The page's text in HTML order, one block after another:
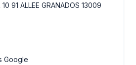
91 ALLEE GRANADOS 13009
Google